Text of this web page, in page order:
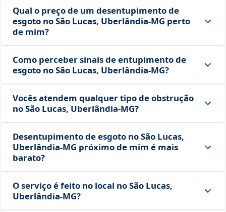
Qual o preço de um desentupimento de
esgoto no São Lucas, Uberlândia‑MG perto
de mim?
Como perceber sinais de entupimento de
esgoto no São Lucas, Uberlândia‑MG?
Vocês atendem qualquer tipo de obstrução
no São Lucas, Uberlândia‑MG?
Desentupimento de esgoto no São Lucas,
Uberlândia‑MG próximo de mim é mais
barato?
O serviço é feito no local no São Lucas,
Uberlândia‑MG?